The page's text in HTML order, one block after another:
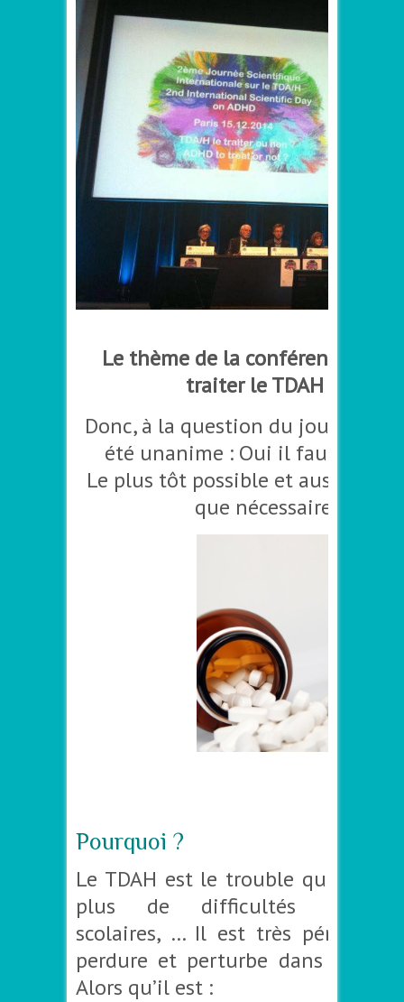
Le thème de la conférence : «
traiter le TDAH ? »
Donc, à la question du jour la
été unanime : Oui il faut le
Le plus tôt possible et aussi
que nécessaire !
Pourquoi ?
Le TDAH est le trouble qui
plus de difficultés
scolaires, … Il est très
perdure et perturbe dans la vie
Alors qu’il est :